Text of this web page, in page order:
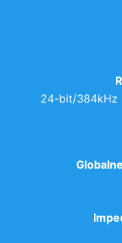
24-bit/384kHz